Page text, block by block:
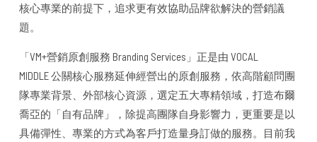
核心專業的前提下，追求更有效協助品牌欲解決的營銷議
題。
「VM+營銷原創服務 Branding Services」正是由 VOCAL
MIDDLE 公關核心服務延伸經營出的原創服務，依高階顧問團
隊專業背景、外部核心資源，選定五大專精領域，打造布爾
喬亞的「自有品牌」，除提高團隊自身影響力，更重要是以
具備彈性、專業的方式為客戶打造量身訂做的服務。目前我